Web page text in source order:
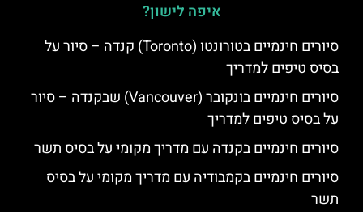
איפה לישון?
סיורים חינמיים בטורונטו (Toronto) קנדה – סיור על
בסיס טיפים למדריך
סיורים חינמיים בונקובר (Vancouver) שבקנדה – סיור
על בסיס טיפים למדריך
סיורים חינמיים בקנדה עם מדריך מקומי על בסיס תשר
סיורים חינמיים בקמבודיה עם מדריך מקומי על בסיס
תשר